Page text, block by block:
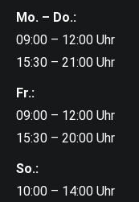
Mo. – Do.:
09:00 – 12:00 Uhr
15:30 – 21:00 Uhr
Fr.:
09:00 – 12:00 Uhr
15:30 – 20:00 Uhr
So.:
10:00 – 14:00 Uhr